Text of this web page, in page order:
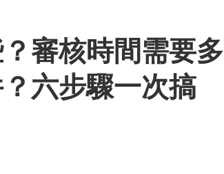
審核時間需要多
六步驟一次搞